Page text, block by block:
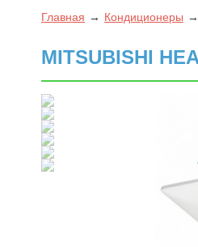
Главная Кондиционеры
MITSUBISHI